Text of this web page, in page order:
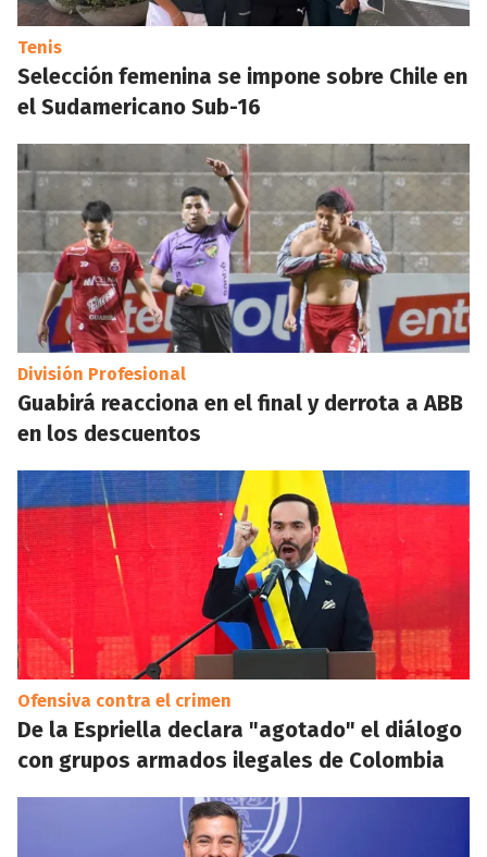
Tenis
Selección femenina se impone sobre Chile en
el Sudamericano Sub-16
División Profesional
Guabirá reacciona en el final y derrota a ABB
en los descuentos
Ofensiva contra el crimen
De la Espriella declara "agotado" el diálogo
con grupos armados ilegales de Colombia